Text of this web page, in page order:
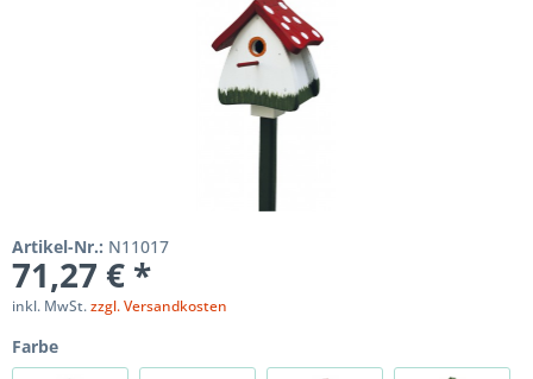
Artikel-Nr.: N11017
71,27 € *
inkl. MwSt.zzgl. Versandkosten
Farbe